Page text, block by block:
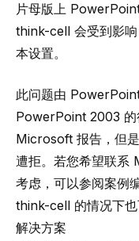
片母版上
think-cell 会受到影
本设置。
此问题由
PowerPoint 2003 的
Microsoft 报告，但
遭拒。若您希望联系
考虑，可以参阅案例
think-cell 的情况下也
解决方案